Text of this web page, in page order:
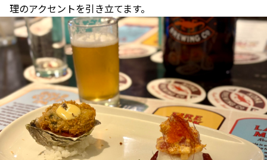
理のアクセントを引き立てます。